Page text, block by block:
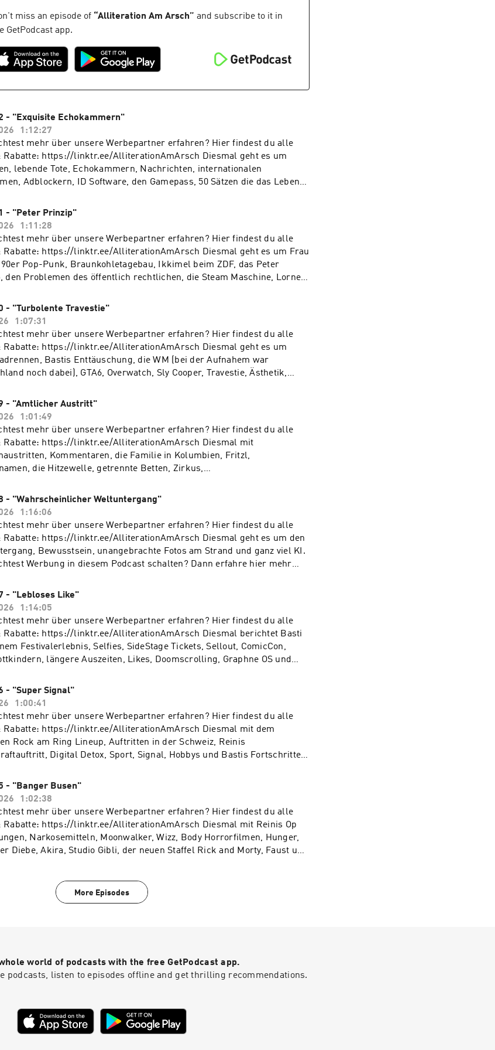
miss an episode of “Alliteration Am Arsch” and subscribe to it in
GetPodcast app.
- "Exquisite Echokammern"
1:12:27
mehr über unsere Werbepartner erfahren? Hier findest du alle
https://linktr.ee/AlliterationAmArsch Diesmal geht es um
lebende Tote, Echokammern, Nachrichten, internationalen
Adblockern, ID Software, den Gamepass, 50 Sätzen die das Leben
schalten? Dann erfahre hier mehr über die Werbemöglichkeiten bei
Audio: https://www.seven.one/portfolio/sevenone-audio
- "Peter Prinzip"
1:11:28
mehr über unsere Werbepartner erfahren? Hier findest du alle
https://linktr.ee/AlliterationAmArsch Diesmal geht es um Frau
Pop-Punk, Braunkohletagebau, Ikkimel beim ZDF, das Peter
den Problemen des öffentlich rechtlichen, die Steam Maschine, Lornes
Werbung in diesem Podcast schalten? Dann erfahre hier mehr über
bei Seven.One Audio:
portfolio/sevenone-audio
- "Turbolente Travestie"
1:07:31
mehr über unsere Werbepartner erfahren? Hier findest du alle
https://linktr.ee/AlliterationAmArsch Diesmal geht es um
Bastis Enttäuschung, die WM (bei der Aufnahem war
noch dabei), GTA6, Overwatch, Sly Cooper, Travestie, Ästhetik,
Dann erfahre hier mehr über die Werbemöglichkeiten bei Seven.One
www.seven.one/portfolio/sevenone-audio
- "Amtlicher Austritt"
1:01:49
mehr über unsere Werbepartner erfahren? Hier findest du alle
https://linktr.ee/AlliterationAmArsch Diesmal mit
Kommentaren, die Familie in Kolumbien, Fritzl,
die Hitzewelle, getrennte Betten, Zirkus,
in diesem Podcast schalten? Dann erfahre hier mehr über die
bei Seven.One Audio:
portfolio/sevenone-audio
- "Wahrscheinlicher Weltuntergang"
1:16:06
mehr über unsere Werbepartner erfahren? Hier findest du alle
https://linktr.ee/AlliterationAmArsch Diesmal geht es um den
Bewusstsein, unangebrachte Fotos am Strand und ganz viel KI.
Werbung in diesem Podcast schalten? Dann erfahre hier mehr
portfolio/sevenone-audio
- "Lebloses Like"
1:14:05
mehr über unsere Werbepartner erfahren? Hier findest du alle
https://linktr.ee/AlliterationAmArsch Diesmal berichtet Basti
Festivalerlebnis, Selfies, SideStage Tickets, Sellout, ComicCon,
längere Auszeiten, Likes, Doomscrolling, Graphne OS und
hier mehr über die Werbemöglichkeiten bei Seven.One Audio:
portfolio/sevenone-audio
- "Super Signal"
1:00:41
mehr über unsere Werbepartner erfahren? Hier findest du alle
https://linktr.ee/AlliterationAmArsch Diesmal mit dem
Rock am Ring Lineup, Auftritten in der Schweiz, Reinis
Digital Detox, Sport, Signal, Hobbys und Bastis Fortschritte
hier mehr über die Werbemöglichkeiten bei Seven.One Audio:
portfolio/sevenone-audio
- "Banger Busen"
1:02:38
mehr über unsere Werbepartner erfahren? Hier findest du alle
https://linktr.ee/AlliterationAmArsch Diesmal mit Reinis Op
Narkosemitteln, Moonwalker, Wizz, Body Horrorfilmen, Hunger,
Diebe, Akira, Studio Gibli, der neuen Staffel Rick and Morty, Faust und
www.seven.one/portfolio/sevenone-audio
More Episodes
world of podcasts with the free GetPodcast app.
podcasts, listen to episodes offline and get thrilling recommendations.